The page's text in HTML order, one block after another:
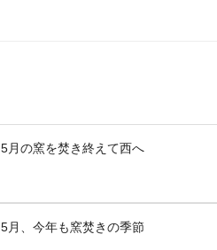
5月の窯を焚き終えて西へ
5月、今年も窯焚きの季節